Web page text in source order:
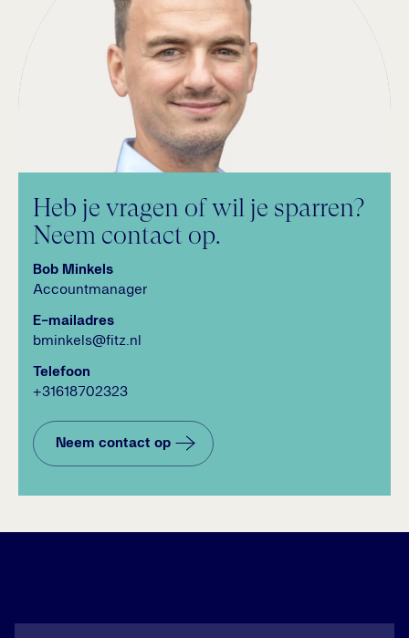
Heb je vragen of wil je sparren?
Neem contact op.
Bob Minkels
Accountmanager
E-mailadres
bminkels@fitz.nl
Telefoon
+31618702323
Neem contact op